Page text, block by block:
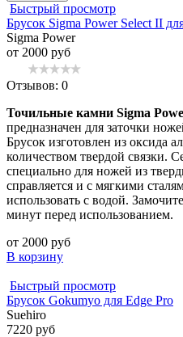
Быстрый просмотр
Брусок Sigma Power Select II
Sigma Power
от 2000 руб
Отзывов: 0
Точильные камни Sigma
предназначен для заточки
Брусок изготовлен из оксида
количеством твердой связки.
специально для ножей из
справляется и с мягкими
использовать с водой.
минут перед использованием.
от 2000 руб
В корзину
Быстрый просмотр
Брусок Gokumyo для Edge Pro
Suehiro
7220 руб